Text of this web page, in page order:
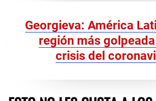
Georgieva: América
región más
crisis del